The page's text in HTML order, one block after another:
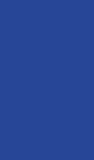
与远方”